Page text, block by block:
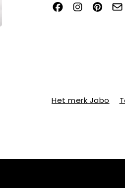
Het merk Jabo